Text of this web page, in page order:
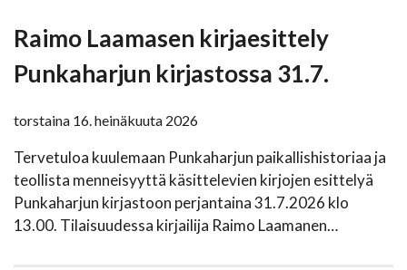
Raimo Laamasen kirjaesittely
Punkaharjun kirjastossa 31.7.
torstaina 16. heinäkuuta 2026
Tervetuloa kuulemaan Punkaharjun paikallishistoriaa ja
teollista menneisyyttä käsittelevien kirjojen esittelyä
Punkaharjun kirjastoon perjantaina 31.7.2026 klo
13.00. Tilaisuudessa kirjailija Raimo Laamanen…